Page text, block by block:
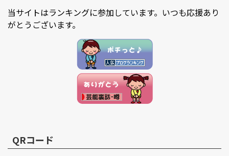
当サイトはランキングに参加しています。いつも応援あり
がとうございます。
QRコード